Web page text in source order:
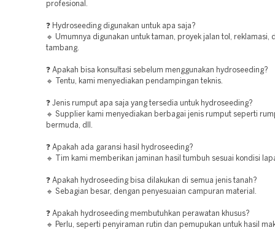
profesional.
❓ Hydroseeding digunakan untuk apa saja?
🔹 Umumnya digunakan untuk taman, proyek jalan tol, reklamasi,
tambang.
❓ Apakah bisa konsultasi sebelum menggunakan hydroseeding?
🔹 Tentu, kami menyediakan pendampingan teknis.
❓ Jenis rumput apa saja yang tersedia untuk hydroseeding?
🔹 Supplier kami menyediakan berbagai jenis rumput seperti
bermuda, dll.
❓ Apakah ada garansi hasil hydroseeding?
🔹 Tim kami memberikan jaminan hasil tumbuh sesuai kondisi
❓ Apakah hydroseeding bisa dilakukan di semua jenis tanah?
🔹 Sebagian besar, dengan penyesuaian campuran material.
❓ Apakah hydroseeding membutuhkan perawatan khusus?
🔹 Perlu, seperti penyiraman rutin dan pemupukan untuk hasil